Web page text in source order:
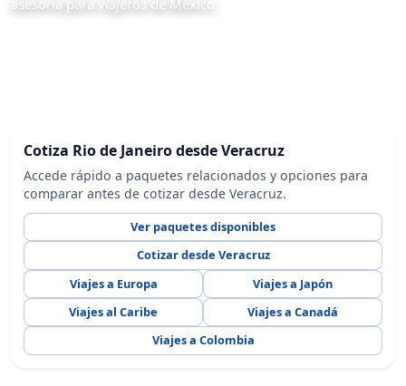
asesoría para viajeros de México.
Cotiza Rio de Janeiro desde Veracruz
Accede rápido a paquetes relacionados y opciones para
comparar antes de cotizar desde Veracruz.
Ver paquetes disponibles
Cotizar desde Veracruz
Viajes a Europa
Viajes a Japón
Viajes al Caribe
Viajes a Canadá
Viajes a Colombia